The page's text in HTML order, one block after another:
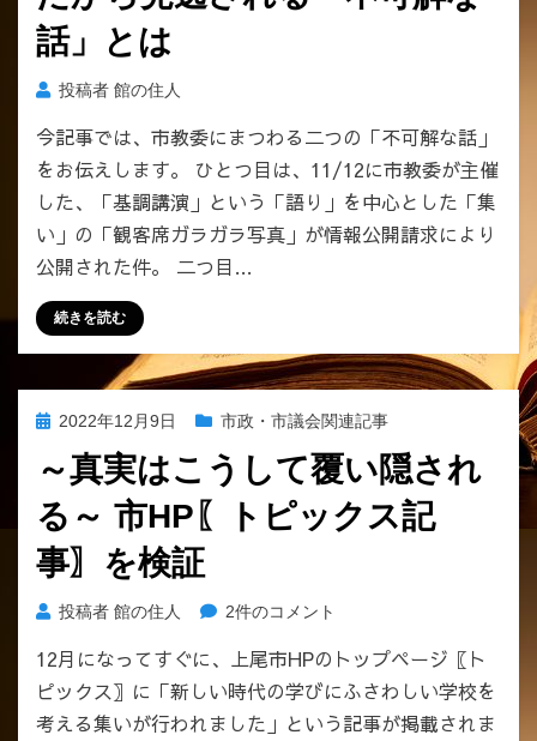
話」とは
投稿者 館の住人
今記事では、市教委にまつわる二つの「不可解な話」
をお伝えします。 ひとつ目は、11/12に市教委が主催
した、「基調講演」という「語り」を中心とした「集
い」の「観客席ガラガラ写真」が情報公開請求により
公開された件。 二つ目…
続きを読む
投
日:
2022年12月9日 市政・市議会関連記事
～真実はこうして覆い隠され
る～ 市HP〖トピックス記
事〗を検証
投稿者 館の住人
～
実
は
こ
2件のコメント
12月になってすぐに、上尾市HPのトップページ〖ト
ピックス〗に「新しい時代の学びにふさわしい学校を
考える集いが行われました」という記事が掲載されま